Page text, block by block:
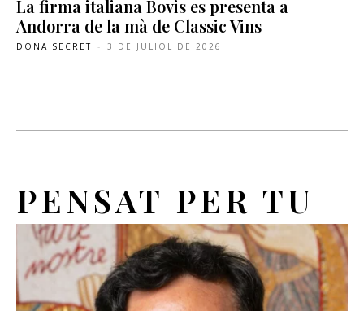
La firma italiana Bovis es presenta a
Andorra de la mà de Classic Vins
DONA SECRET - 3 DE JULIOL DE 2026
PENSAT PER TU